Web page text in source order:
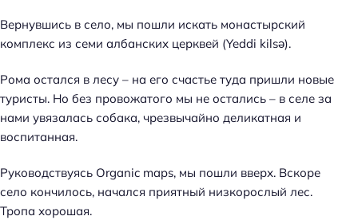
Вернувшись в село, мы пошли искать монастырский
комплекс из семи албанских церквей (Yeddi kilsə).
Рома остался в лесу – на его счастье туда пришли новые
туристы. Но без провожатого мы не остались – в селе за
нами увязалась собака, чрезвычайно деликатная и
воспитанная.
Руководствуясь Organic maps, мы пошли вверх. Вскоре
село кончилось, начался приятный низкорослый лес.
Тропа хорошая.